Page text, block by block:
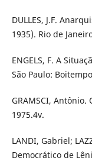
DULLES, J.F.
1935). Rio de
ENGELS, F. A
São Paulo:
GRAMSCI,
1975.4v.
LANDI, Gabriel;
Democrático de